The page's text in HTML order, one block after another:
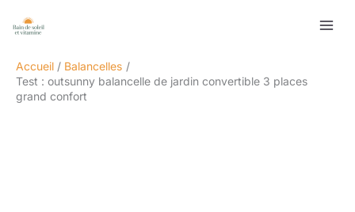
Accueil
Balancelles
Test : outsunny balancelle de jardin convertible 3 places
grand confort